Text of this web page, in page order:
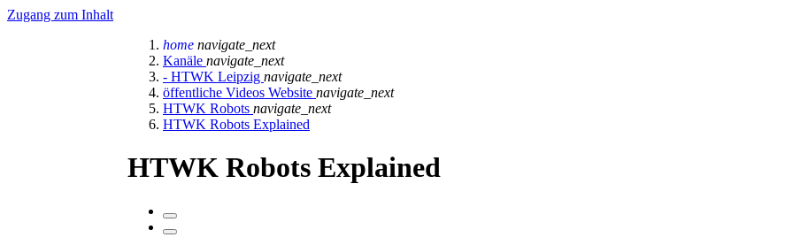
Zugang zum Inhalt
home navigate_next
Kanäle navigate_next
- HTWK Leipzig navigate_next
öffentliche Videos Website navigate_next
HTWK Robots navigate_next
HTWK Robots Explained
HTWK Robots Explained